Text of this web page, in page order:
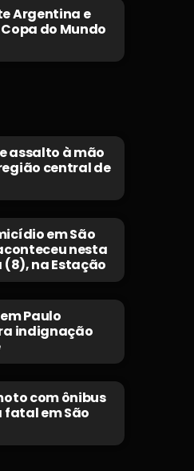
Argentina e
do Mundo
assalto à mão
central de
em São
nesta
na Estação
Paulo
indignação
com ônibus
em São